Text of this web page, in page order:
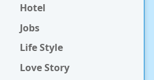
Hotel
Jobs
Life Style
Love Story